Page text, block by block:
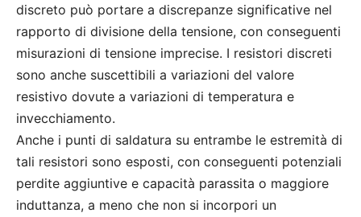
discreto può portare a discrepanze significative nel
rapporto di divisione della tensione, con conseguenti
misurazioni di tensione imprecise. I resistori discreti
sono anche suscettibili a variazioni del valore
resistivo dovute a variazioni di temperatura e
invecchiamento.
Anche i punti di saldatura su entrambe le estremità di
tali resistori sono esposti, con conseguenti potenziali
perdite aggiuntive e capacità parassita o maggiore
induttanza, a meno che non si incorpori un